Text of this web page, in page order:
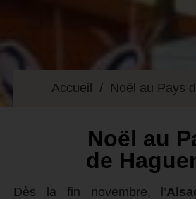
Accueil Noël au Pays
Noël au
de
Dès la fin novembre, l’